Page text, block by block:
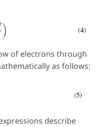
of electrons through
as follows:
describe